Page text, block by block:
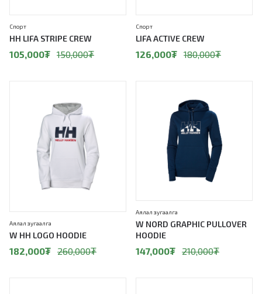
HH LIFA STRIPE CREW
Спорт
105,000₮ 150,000₮
LIFA ACTIVE CREW
Спорт
126,000₮ 180,000₮
W HH LOGO HOODIE
Аялал зугаалга
182,000₮ 260,000₮
W NORD GRAPHIC PULLOVER
HOODIE
Аялал зугаалга
147,000₮ 210,000₮